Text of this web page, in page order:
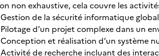
non exhaustive, cela couvre les
Gestion de la sécurité informatique
Pilotage d’un projet complexe dans un
Conception et réalisation d’un système
Activité de recherche incluant des